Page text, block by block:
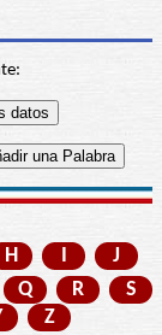
H I
J
Q R
S
Z